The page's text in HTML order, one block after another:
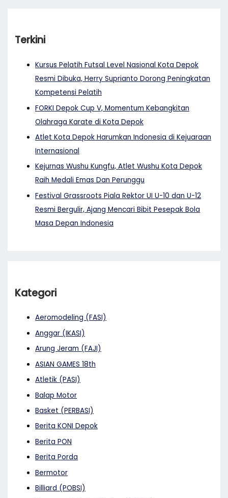
Terkini
Kursus Pelatih Futsal Level Nasional Kota Depok
Resmi Dibuka, Herry Suprianto Dorong Peningkatan
Kompetensi Pelatih
FORKI Depok Cup V, Momentum Kebangkitan
Olahraga Karate di Kota Depok
Atlet Kota Depok Harumkan Indonesia di Kejuaraan
Internasional
Kejurnas Wushu Kungfu, Atlet Wushu Kota Depok
Raih Medali Emas Dan Perunggu
Festival Grassroots Piala Rektor UI U-10 dan U-12
Resmi Bergulir, Ajang Mencari Bibit Pesepak Bola
Masa Depan Indonesia
Kategori
Aeromodeling (FASI)
Anggar (IKASI)
Arung Jeram (FAJI)
ASIAN GAMES 18th
Atletik (PASI)
Balap Motor
Basket (PERBASI)
Berita KONI Depok
Berita PON
Berita Porda
Bermotor
Billiard (POBSI)